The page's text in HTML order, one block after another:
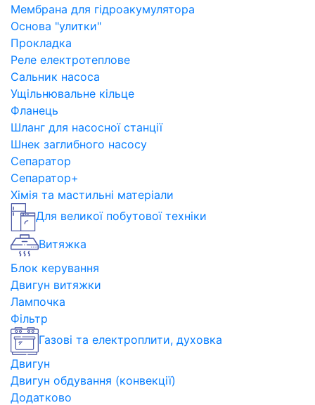
Мембрана для гідроакумулятора
Основа "улитки"
Прокладка
Реле електротеплове
Сальник насоса
Ущільнювальне кільце
Фланець
Шланг для насосної станції
Шнек заглибного насосу
Сепаратор
Сепаратор+
Хімія та мастильні матеріали
Для великої побутової техніки
Витяжка
Блок керування
Двигун витяжки
Лампочка
Фільтр
Газові та електроплити, духовка
Двигун
Двигун обдування (конвекції)
Додатково